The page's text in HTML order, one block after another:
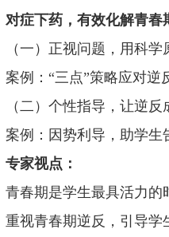
对症下药，有效化解青春
（一）正视问题，用科
案例： “三点”策略应对逆
（二）个性指导，让逆
案例：因势利导，助学生
专家视点：
青春期是学生最具活力的
重视青春期逆反，引导学